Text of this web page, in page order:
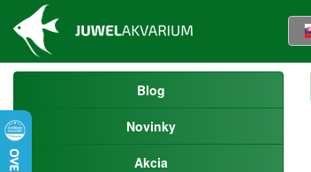
Blog
Novinky
Akcia